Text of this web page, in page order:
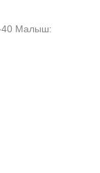
40 Малыш: